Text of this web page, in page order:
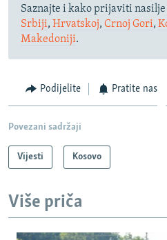
Saznajte i kako prijaviti nasilje
Srbiji, Hrvatskoj, Crnoj Gori,
Makedoniji.
Podijelite Pratite nas
Povezani sadržaji
Vijesti Kosovo
Više priča